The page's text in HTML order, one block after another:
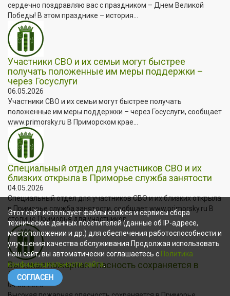
сердечно поздравляю вас с праздником – Днем Великой
Победы! В этом празднике – история...
Участники СВО и их семьи могут быстрее
получать положенные им меры поддержки –
через Госуслуги
06.05.2026
Участники СВО и их семьи могут быстрее получать
положенные им меры поддержки – через Госуслуги, сообщает
www.primorsky.ru В Приморском крае...
Специальный отдел для участников СВО и их
близких открыла в Приморье служба занятости
04.05.2026
Специальный отдел для участников СВО и их близких открыла
в Приморье служба занятости, сообщает www.primorsky.ru В
столице Приморья для участников...
Высокая пожарная опасность сохраняется в
Приморье
04.05.2026
Этот сайт использует файлы cookies и сервисы сбора
технических данных посетителей (данные об IP-адресе,
местоположении и др.) для обеспечения работоспособности и
улучшения качества обслуживания.Продолжая использовать
наш сайт, вы автоматически соглашаетесь с Политика
конфиденциальности сайта.
СОГЛАСЕН